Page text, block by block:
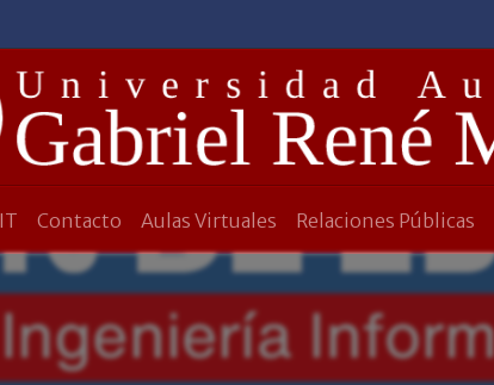
Contacto Aulas Virtuales Relaciones Públicas